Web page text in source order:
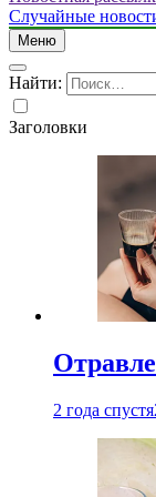
Случайные
Меню
Найти:
Заголовки
2 года спустя